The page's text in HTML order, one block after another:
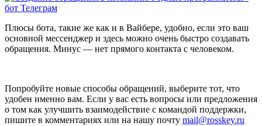
Плюсы бота, такие же как и в Вайбере, удобно, если это ваш
основной мессенджер и здесь можно очень быстро создавать
обращения. Минус — нет прямого контакта с человеком.
Попробуйте новые способы обращений, выберите тот, что
удобен именно вам. Если у вас есть вопросы или предложения
о том как улучшить взаимодействие с командой поддержки,
пишите в комментариях или на нашу почту mail@rosskey.ru